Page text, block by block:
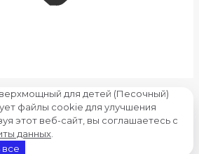
файлы cookie для улучшения
этот веб-сайт, вы соглашаетесь с
данных
все